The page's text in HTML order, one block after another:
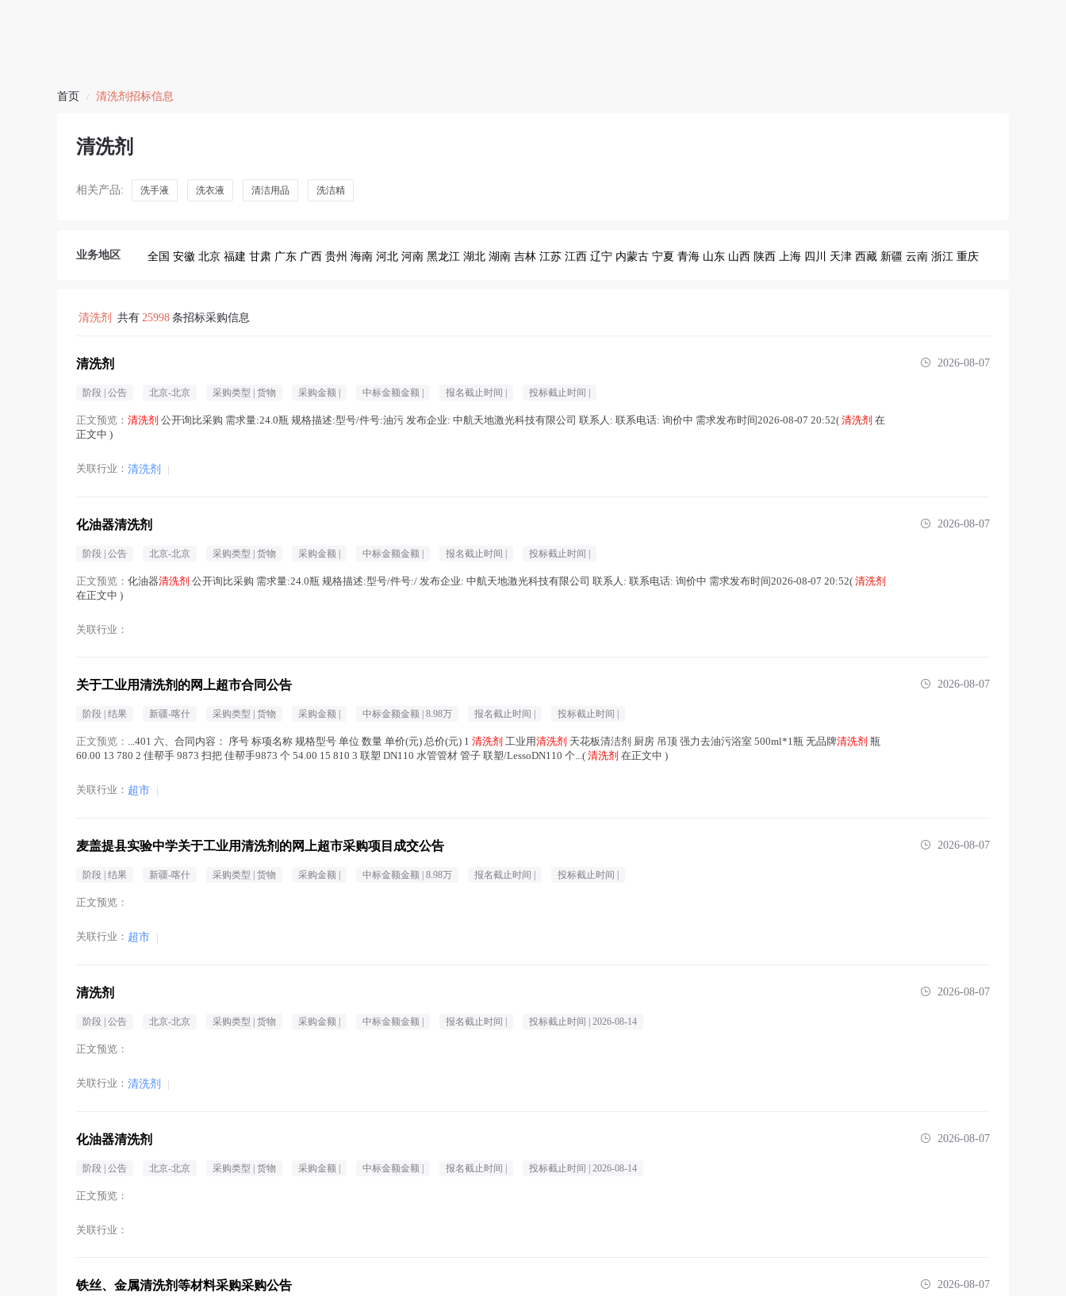
首页 / 清洗剂招标信息
清洗剂
相关产品: 洗手液 洗衣液 清洁用品 洗洁精
业务地区 全国 安徽 北京 福建 甘肃 广东 广西 贵州 海南 河北 河南 黑龙江 湖北 湖南 吉林 江苏 江西 辽宁 内蒙古 宁夏 青海 山东 山西 陕西 上海 四川 天津 西藏 新疆 云南 浙江 重庆
清洗剂 共有 25998 条招标采购信息
清洗剂
阶段 | 公告 北京-北京 采购类型 | 货物 采购金额 | 中标金额金额 | 报名截止时间 | 投标截止时间 |
正文预览： 清洗剂 公开询比采购 需求量:24.0瓶 规格描述:型号/件号:油污 发布企业: 中航天地激光科技有限公司 联系人: 联系电话: 询价中 需求发布时间2026-08-07 20:52( 清洗剂 在
正文中 )
关联行业： 清洗剂 |
2026-08-07
化油器清洗剂
阶段 | 公告 北京-北京 采购类型 | 货物 采购金额 | 中标金额金额 | 报名截止时间 | 投标截止时间 |
正文预览： 化油器清洗剂 公开询比采购 需求量:24.0瓶 规格描述:型号/件号:/ 发布企业: 中航天地激光科技有限公司 联系人: 联系电话: 询价中 需求发布时间2026-08-07 20:52( 清洗剂
在正文中 )
关联行业：
2026-08-07
关于工业用清洗剂的网上超市合同公告
阶段 | 结果 新疆-喀什 采购类型 | 货物 采购金额 | 中标金额金额 | 8.98万 报名截止时间 | 投标截止时间 |
正文预览： ...401 六、合同内容： 序号 标项名称 规格型号 单位 数量 单价(元) 总价(元) 1 清洗剂 工业用清洗剂 天花板清洁剂 厨房 吊顶 强力去油污浴室 500ml*1瓶 无品牌清洗剂 瓶
60.00 13 780 2 佳帮手 9873 扫把 佳帮手9873 个 54.00 15 810 3 联塑 DN110 水管管材 管子 联塑/LessoDN110 个...( 清洗剂 在正文中 )
关联行业： 超市 |
2026-08-07
麦盖提县实验中学关于工业用清洗剂的网上超市采购项目成交公告
阶段 | 结果 新疆-喀什 采购类型 | 货物 采购金额 | 中标金额金额 | 8.98万 报名截止时间 | 投标截止时间 |
正文预览：
关联行业： 超市 |
2026-08-07
清洗剂
阶段 | 公告 北京-北京 采购类型 | 货物 采购金额 | 中标金额金额 | 报名截止时间 | 投标截止时间 | 2026-08-14
正文预览：
关联行业： 清洗剂 |
2026-08-07
化油器清洗剂
阶段 | 公告 北京-北京 采购类型 | 货物 采购金额 | 中标金额金额 | 报名截止时间 | 投标截止时间 | 2026-08-14
正文预览：
关联行业：
2026-08-07
铁丝、金属清洗剂等材料采购采购公告 2026-08-07